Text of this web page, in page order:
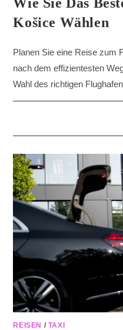
Košice Wählen
Planen Sie eine Reise zum
nach dem effizientesten
Wahl des richtigen
REISEN / TAXI